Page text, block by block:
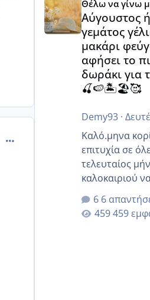
comment_985577
Θέλω να γίνω
Αύγουστος
γεμάτος
μακάρι
αφήσει το
δωράκι για
🍒🍉🏝️🏖️🥰
Demy93·
Καλό.μηνα
επιτυχία σε
τελευταίος
καλοκαιριού
όλες σας την
έκπληξη 🧿
6
459